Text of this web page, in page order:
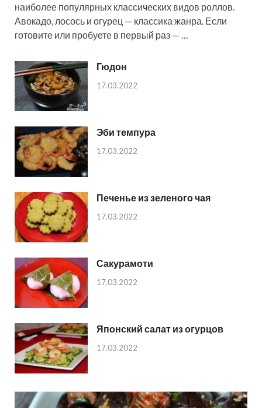
наиболее популярных классических видов роллов.
Авокадо, лосось и огурец — классика жанра. Если
готовите или пробуете в первый раз — …
Гюдон
17.03.2022
Эби темпура
17.03.2022
Печенье из зеленого чая
17.03.2022
Сакурамоти
17.03.2022
Японский салат из огурцов
17.03.2022